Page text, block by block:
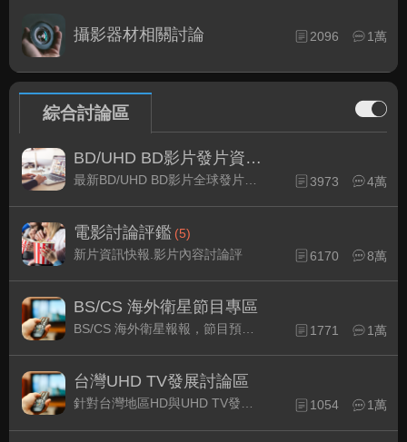
攝影器材相關討論 2096 1萬
綜合討論區
BD/UHD BD影片發片資訊
3973 4萬
電影討論評鑑 (5)
新片資訊快報.影片內容討論評
6170 8萬
BS/CS 海外衛星節目專區
1771 1萬
台灣UHD TV發展討論區
1054 1萬